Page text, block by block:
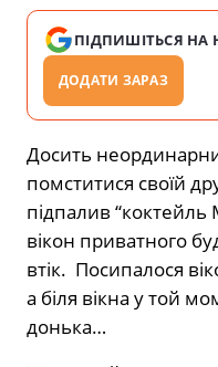
ПІДПИШІТЬСЯ НА
ДОДАТИ ЗАРАЗ
Досить
помститися своїй
підпалив “коктейль
вікон приватного
втік. Посипалося
а біля вікна у той
донька…